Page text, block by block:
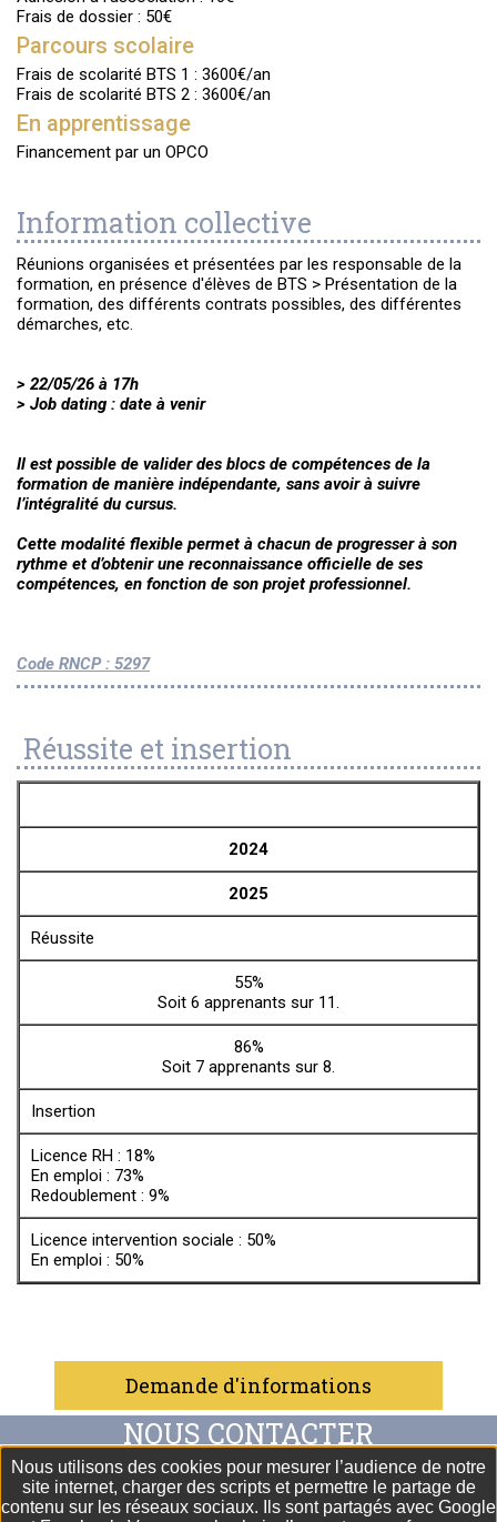
Frais de dossier : 50€
Parcours scolaire
Frais de scolarité BTS 1 : 3600€/an
Frais de scolarité BTS 2 : 3600€/an
En apprentissage
Financement par un OPCO
Information collective
Réunions organisées et présentées par les responsable de la
formation, en présence d'élèves de BTS > Présentation de la
formation, des différents contrats possibles, des différentes
démarches, etc.
> 22/05/26 à 17h
> Job dating : date à venir
Il est possible de valider des blocs de compétences de la
formation de manière indépendante, sans avoir à suivre
l’intégralité du cursus.
Cette modalité flexible permet à chacun de progresser à son
rythme et d’obtenir une reconnaissance officielle de ses
compétences, en fonction de son projet professionnel.
Code RNCP: 5297
Réussite et insertion
2024
2025
Réussite
55%
Soit 6 apprenants sur 11.
86%
Soit 7 apprenants sur 8.
Insertion
Licence RH : 18%
En emploi : 73%
Redoublement : 9%
Licence intervention sociale : 50%
En emploi : 50%
Demande d'informations
Maison Familiale Rurale du Pays de Montbéliard - 18 rue du
Pont - BP 17 - 25350 MANDEURE
Tél.03.81.30.01.02- Emailmfr.mandeure@mfr.asso.fr
Nous utilisons des cookies pour mesurer l’audience de notre
site internet, charger des scripts et permettre le partage de
contenu sur les réseaux sociaux. Ils sont partagés avec Google